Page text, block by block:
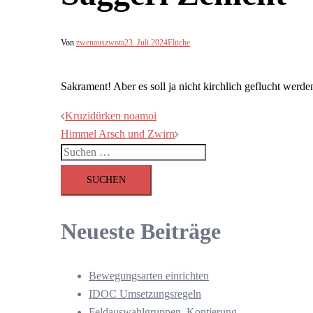
Von zwenauszwota23. Juli 2024Flüche
Sakrament! Aber es soll ja nicht kirchlich geflucht
Beitragsnavigation
Kruzidürken noamoi
Himmel Arsch und Zwirn
Suchen
Neueste Beiträge
Bewegungsarten einrichten
IDOC Umsetzungsregeln